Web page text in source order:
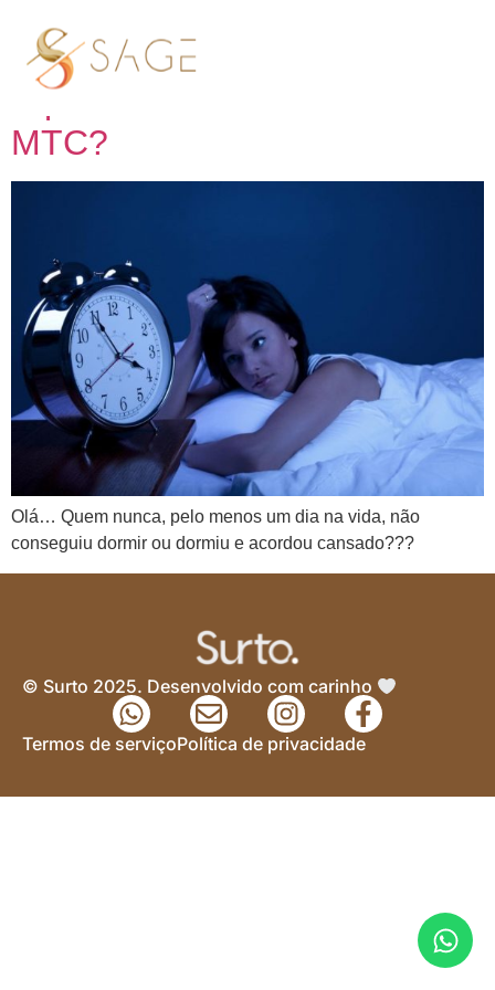
Tag: Insônia
É possível tratar insônia com
MTC?
Olá… Quem nunca, pelo menos um dia na vida, não
conseguiu dormir ou dormiu e acordou cansado???
© Surto 2025. Desenvolvido com carinho
Termos de serviçoPolítica de privacidade